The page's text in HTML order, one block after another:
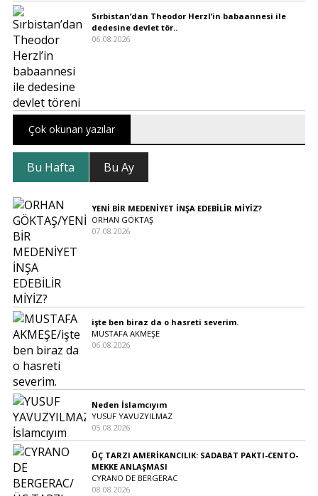
Sırbistan’dan Theodor Herzl’in babaannesi ile
dedesine devlet tör..
06.08.2026
Çok okunan yazılar
Bu Hafta Bu Ay
YENİ BİR MEDENİYET İNŞA EDEBİLİR MİYİZ?
ORHAN GÖKTAŞ
07.08.2026
işte ben biraz da o hasreti severim.
MUSTAFA AKMEŞE
06.08.2026
Neden İslamcıyım
YUSUF YAVUZYILMAZ
05.08.2026
ÜÇ TARZI AMERİKANCILIK: SADABAT PAKTI-CENTO-
MEKKE ANLAŞMASI
CYRANO DE BERGERAC
08.08.2026